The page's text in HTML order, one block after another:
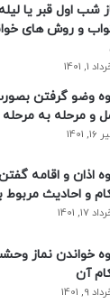
شب اول قبر یا
و روش های
1, 1401
وضو گرفتن
و مرحله به مرحله
1401
اذان و اقامه
و احادیث مربوط
17, 1401
خواندن نماز
آن
9, 1401